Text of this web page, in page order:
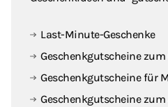
Last-Minute-Geschenke
Geschenkgutscheine
Geschenkgutscheine für
Geschenkgutscheine